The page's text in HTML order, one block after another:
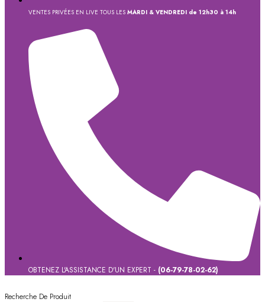
VENTES PRIVÉES EN LIVE TOUS LES MARDI & VENDREDI de 12h30 à 14h
OBTENEZ L'ASSISTANCE D'UN EXPERT - (06-79-78-02-62)
Recherche De Produit